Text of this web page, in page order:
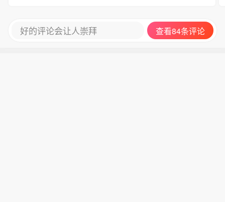
好的评论会让人崇拜 查看84条评论